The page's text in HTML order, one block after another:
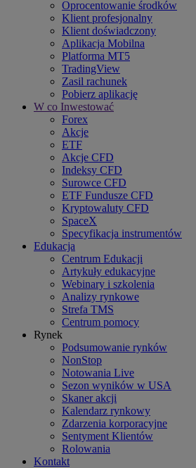
Oprocentowanie środków
Klient profesjonalny
Klient doświadczony
Aplikacja Mobilna
Platforma MT5
TradingView
Zasil rachunek
Pobierz aplikację
W co Inwestować
Forex
Akcje
ETF
Akcje CFD
Indeksy CFD
Surowce CFD
ETF Fundusze CFD
Kryptowaluty CFD
SpaceX
Specyfikacja instrumentów
Edukacja
Centrum Edukacji
Artykuły edukacyjne
Webinary i szkolenia
Analizy rynkowe
Strefa TMS
Centrum pomocy
Rynek
Podsumowanie rynków
NonStop
Notowania Live
Sezon wyników w USA
Skaner akcji
Kalendarz rynkowy
Zdarzenia korporacyjne
Sentyment Klientów
Rolowania
Kontakt